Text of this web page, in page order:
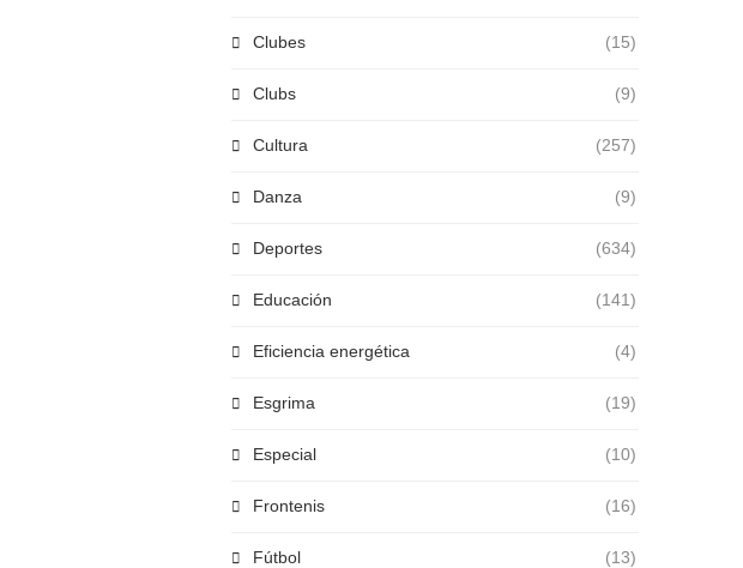
Clubes (15)
Clubs (9)
Cultura (257)
Danza (9)
Deportes (634)
Educación (141)
Eficiencia energética (4)
Esgrima (19)
Especial (10)
Frontenis (16)
Fútbol (13)